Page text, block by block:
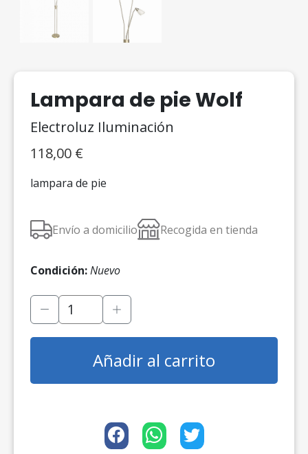
Lampara de pie Wolf
Electroluz Iluminación
118,00 €
lampara de pie
Envío a domicilio Recogida en tienda
Condición:Nuevo
Añadir al carrito